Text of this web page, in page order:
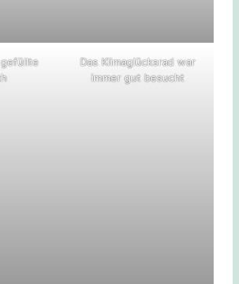
Das Klimaglücksrad war
immer gut besucht